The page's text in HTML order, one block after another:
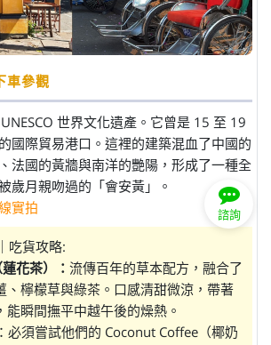
參觀
世界文化遺產。它曾是 15 至 19
國際貿易港口。這裡的建築混血了中國的
法國的黃牆與南洋的艷陽，形成了一種全
歲月親吻過的「會安黃」。
實拍
吃貨攻略:
花茶）： 流傳百年的草本配方，融合了
、檸檬草與綠茶。口感清甜微涼，帶著
能瞬間撫平中越午後的燥熱。
：必須嘗試他們的 Coconut Coffee（椰奶
諮詢